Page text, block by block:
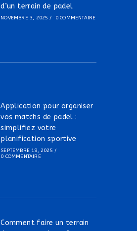
d’un terrain de padel
NOVEMBRE 3, 2025 / 0 COMMENTAIRE
Application pour organiser
vos matchs de padel :
simplifiez votre
planification sportive
SEPTEMBRE 19, 2025 /
0 COMMENTAIRE
Comment faire un terrain